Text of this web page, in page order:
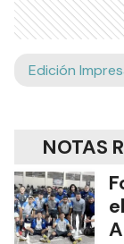
Edición
NOTAS
A